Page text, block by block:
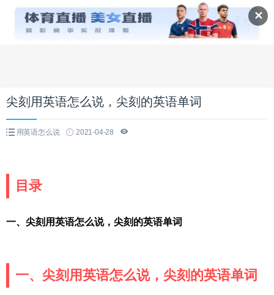
✕
尖刻用英语怎么说，尖刻的英语单词
用英语怎么说 2021-04-28
目录
一、尖刻用英语怎么说，尖刻的英语单词
一、尖刻用英语怎么说，尖刻的英语单词